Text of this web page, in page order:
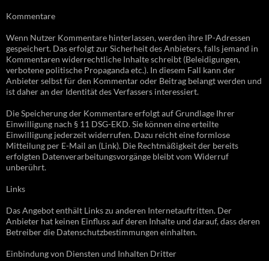
Kommentare
Wenn Nutzer Kommentare hinterlassen, werden ihre IP-Adressen
gespeichert. Das erfolgt zur Sicherheit des Anbieters, falls jemand in
Kommentaren widerrechtliche Inhalte schreibt (Beleidigungen,
verbotene politische Propaganda etc.). In diesem Fall kann der
Anbieter selbst für den Kommentar oder Beitrag belangt werden und
ist daher an der Identität des Verfassers interessiert.
Die Speicherung der Kommentare erfolgt auf Grundlage Ihrer
Einwilligung nach § 11 DSG-EKD. Sie können eine erteilte
Einwilligung jederzeit widerrufen. Dazu reicht eine formlose
Mitteilung per E-Mail an (Link). Die Rechtmäßigkeit der bereits
erfolgten Datenverarbeitungsvorgänge bleibt vom Widerruf
unberührt.
Links
Das Angebot enthält Links zu anderen Internetauftritten. Der
Anbieter hat keinen Einfluss auf deren Inhalte und darauf, dass deren
Betreiber die Datenschutzbestimmungen einhalten.
Einbindung von Diensten und Inhalten Dritter